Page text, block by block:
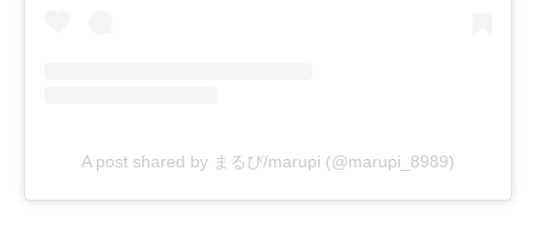
A post shared by まるぴ/marupi (@marupi_8989)